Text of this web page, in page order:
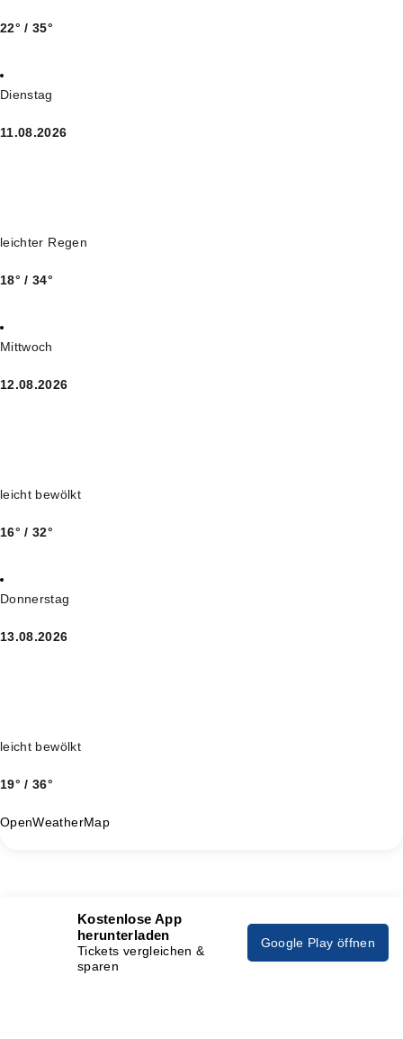
22° / 35°
Dienstag
11.08.2026
leichter Regen
18° / 34°
Mittwoch
12.08.2026
leicht bewölkt
16° / 32°
Donnerstag
13.08.2026
leicht bewölkt
19° / 36°
OpenWeatherMap
Kostenlose App
herunterladen
Tickets vergleichen &
sparen
Google Play öffnen